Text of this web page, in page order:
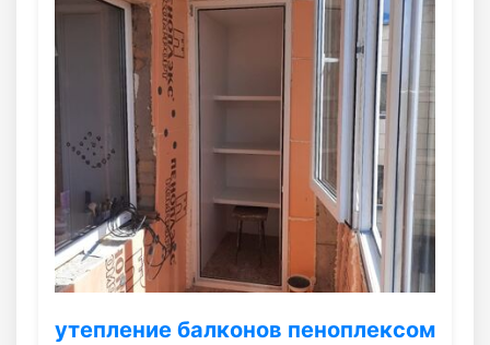
утепление балконов пеноплексом